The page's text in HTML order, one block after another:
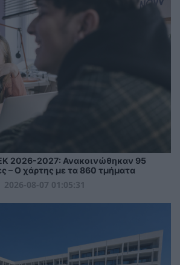
2026-2027: Ανακοινώθηκαν 95
– Ο χάρτης με τα 860 τμήματα
2026-08-07 01:05:31